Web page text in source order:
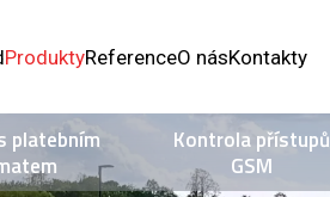
ProduktyReferenceO násKontakty
platebním
Kontrola přístupů
GSM